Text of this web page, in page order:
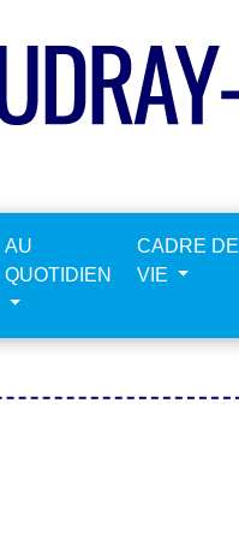
AU
QUOTIDIEN
CADRE DE
VIE